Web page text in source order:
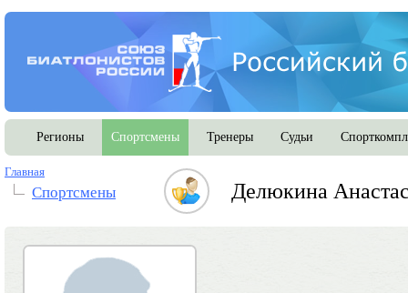
Регионы Спортсмены Тренеры Судьи
Главная
Спортсмены Делюкина